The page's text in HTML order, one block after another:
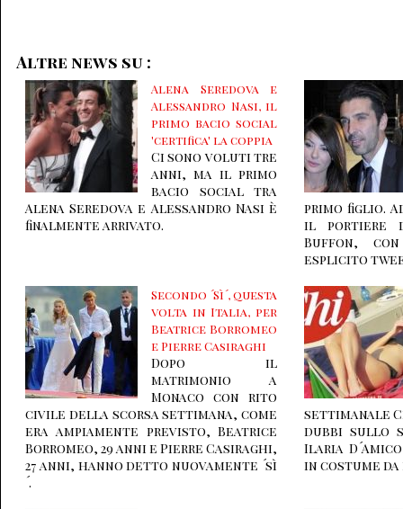
Altre news su :
Alena Seredova e
Alessandro Nasi, il
primo bacio social
'certifica' la coppia
Ci sono voluti tre
anni, ma il primo
bacio social tra
Alena Seredova e Alessandro Nasi è
finalmente arrivato.
primo figlio.
il portiere
Buffon,
esplicito
Secondo ´Sì´, questa
volta in Italia, per
Beatrice Borromeo
e Pierre Casiraghi
Dopo il
matrimonio a
Monaco con rito
civile della scorsa settimana, come
era ampiamente previsto, Beatrice
Borromeo, 29 anni e Pierre Casiraghi,
27 anni, hanno detto nuovamente ´sì
´.
settimanale
dubbi sullo
Ilaria
in costume